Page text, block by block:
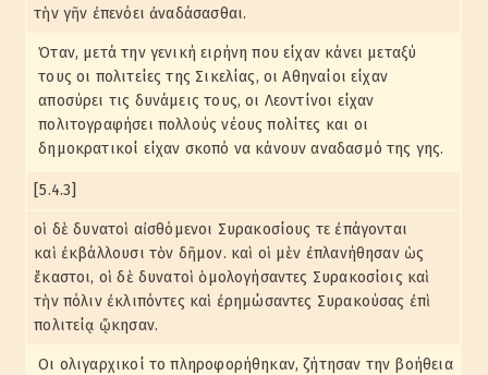
τὴν γῆν ἐπενόει ἀναδάσασθαι.
Όταν, μετά την γενική ειρήνη που είχαν κάνει μεταξύ
τους οι πολιτείες της Σικελίας, οι Αθηναίοι είχαν
αποσύρει τις δυνάμεις τους, οι Λεοντίνοι είχαν
πολιτογραφήσει πολλούς νέους πολίτες και οι
δημοκρατικοί είχαν σκοπό να κάνουν αναδασμό της γης.
[5.4.3]
οἱ δὲ δυνατοὶ αἰσθόμενοι Συρακοσίους τε ἐπάγονται
καὶ ἐκβάλλουσι τὸν δῆμον. καὶ οἱ μὲν ἐπλανήθησαν ὡς
ἕκαστοι, οἱ δὲ δυνατοὶ ὁμολογήσαντες Συρακοσίοις καὶ
τὴν πόλιν ἐκλιπόντες καὶ ἐρημώσαντες Συρακούσας ἐπὶ
πολιτείᾳ ᾤκησαν.
Οι ολιγαρχικοί το πληροφορήθηκαν, ζήτησαν την βοήθεια